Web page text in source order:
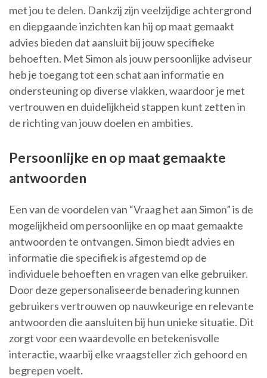
met jou te delen. Dankzij zijn veelzijdige achtergrond
en diepgaande inzichten kan hij op maat gemaakt
advies bieden dat aansluit bij jouw specifieke
behoeften. Met Simon als jouw persoonlijke adviseur
heb je toegang tot een schat aan informatie en
ondersteuning op diverse vlakken, waardoor je met
vertrouwen en duidelijkheid stappen kunt zetten in
de richting van jouw doelen en ambities.
Persoonlijke en op maat gemaakte
antwoorden
Een van de voordelen van “Vraag het aan Simon” is de
mogelijkheid om persoonlijke en op maat gemaakte
antwoorden te ontvangen. Simon biedt advies en
informatie die specifiek is afgestemd op de
individuele behoeften en vragen van elke gebruiker.
Door deze gepersonaliseerde benadering kunnen
gebruikers vertrouwen op nauwkeurige en relevante
antwoorden die aansluiten bij hun unieke situatie. Dit
zorgt voor een waardevolle en betekenisvolle
interactie, waarbij elke vraagsteller zich gehoord en
begrepen voelt.